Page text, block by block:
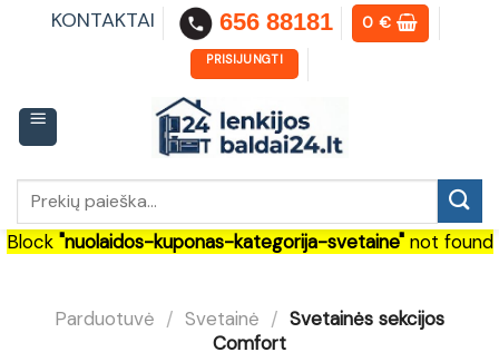
KONTAKTAI 656 88181 0€
PRISIJUNGTI
Block "nuolaidos-kuponas-kategorija-svetaine"not found
Parduotuvė / Svetainė / Svetainės sekcijos
Comfort